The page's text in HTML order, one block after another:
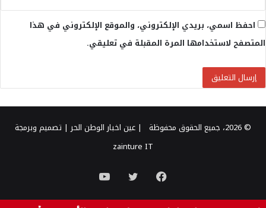
احفظ اسمي، بريدي الإلكتروني، والموقع الإلكتروني في هذا
المتصفح لاستخدامها المرة المقبلة في تعليقي.
© 2026، جميع الحقوق محفوظة | عين اخبار الوطن الحر| تصميم وبرمجة
zainture IT
فيسبوك تويتر